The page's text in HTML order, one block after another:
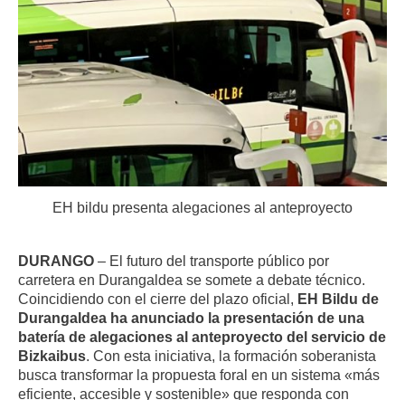
EH bildu presenta alegaciones al anteproyecto
DURANGO – El futuro del transporte público por
carretera en Durangaldea se somete a debate técnico.
Coincidiendo con el cierre del plazo oficial, EH Bildu de
Durangaldea ha anunciado la presentación de una
batería de alegaciones al anteproyecto del servicio de
Bizkaibus. Con esta iniciativa, la formación soberanista
busca transformar la propuesta foral en un sistema «más
eficiente, accesible y sostenible» que responda con